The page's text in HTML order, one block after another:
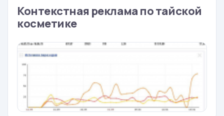
Контекстная реклама по тайской
косметике